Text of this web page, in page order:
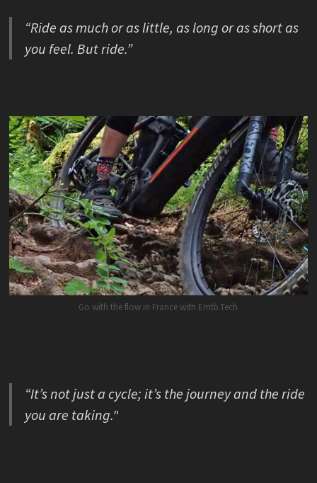
“Ride as much or as little, as long or as short as
you feel. But ride.”
Go with the flow in France with Emtb.Tech
“It’s not just a cycle; it’s the journey and the ride
you are taking."